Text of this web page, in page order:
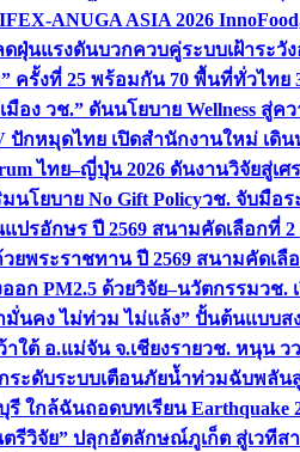
ANUGA ASIA 2026
นแรงดันบวกควบคู่ระบบเฝ้าระวั
ครั้งที่ 25 พร้อมกัน 70 พื้นที่ทั่วไทย
มือง วช.” ดันนโยบาย Wellness สู่
ปักหมุดไทย เปิดสำนักงานใหม่ เดิ
ไทย–ญี่ปุ่น 2026 ดันงานวิจัยสู่
นโยบาย No Gift Policyวช. จับมือร
ปรอักษร ปี 2569 สนามคัดเลือกที่
ยพระราชทาน ปี 2569 สนามคัดเลื
ก PM2.5 ด้วยวิจัย–นวัตกรรมวช.
นคง ไม่ท่วม ไม่แล้ง” ปั้นต้นแบบส
ใต้ อ.แม่จัน จ.เชียงรายวช. หนุน ว
ระดับระบบเตือนภัยน้ำท่วมฉับพลั
รี ใกล้ฉันถอดบทเรียน Earthquake
รีวิจัย” ปลุกอัตลักษณ์ภูเก็ต สู่เวทีส